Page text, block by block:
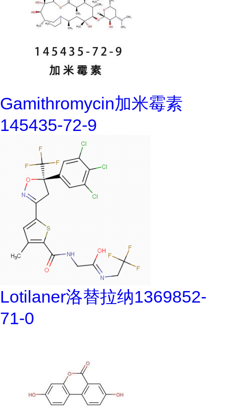
Gamithromycin加米霉素
145435-72-9
Lotilaner洛替拉纳1369852-
71-0